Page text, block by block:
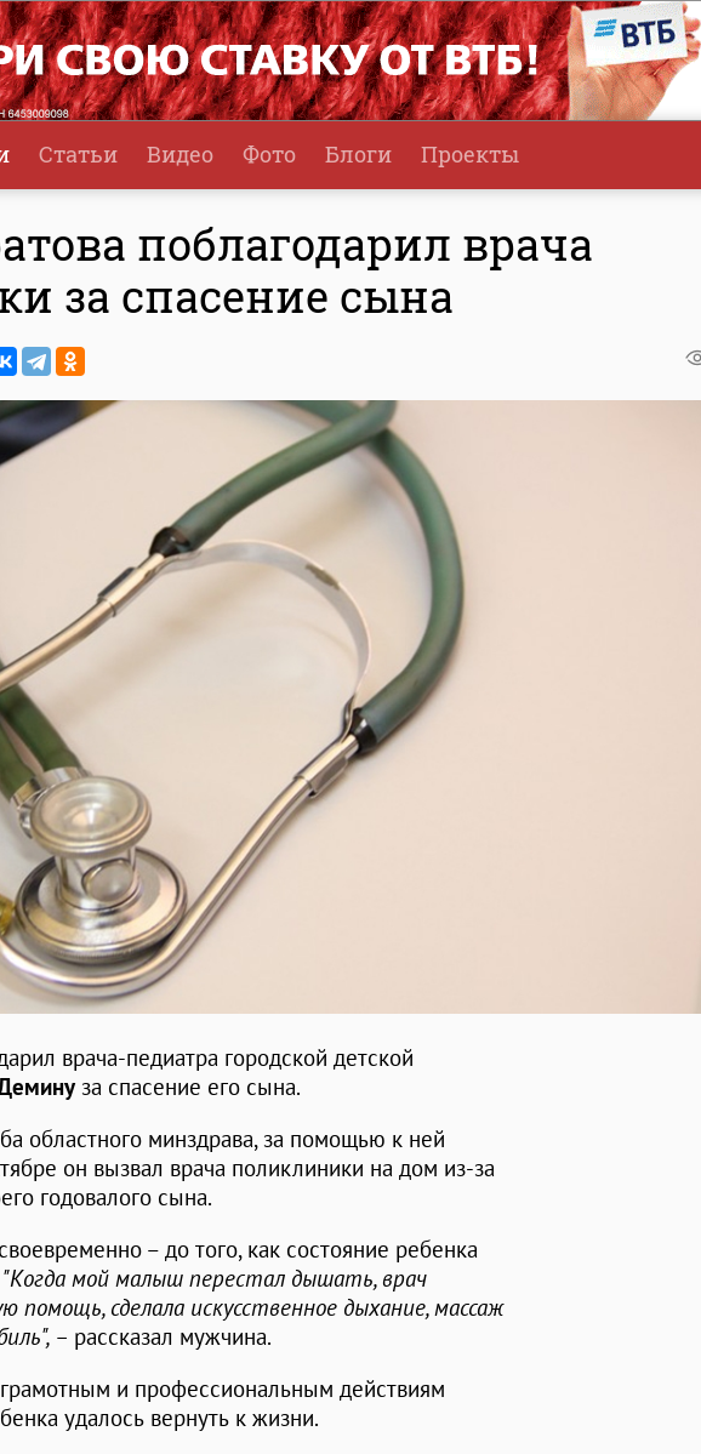
Статьи Видео Фото Блоги Проекты
поблагодарил врача
за спасение сына
врача-педиатра городской детской
за спасение его сына.
областного минздрава, за помощью к ней
он вызвал врача поликлиники на дом из-за
годовалого сына.
– до того, как состояние ребенка
"Когда мой малыш перестал дышать, врач
помощь, сделала искусственное дыхание, массаж
– рассказал мужчина.
и профессиональным действиям
удалось вернуть к жизни.